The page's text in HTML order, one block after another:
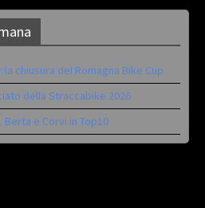
chiusura del Romagna Bike Cup
della Straccabike 2026
Berta e Corvi in Top10